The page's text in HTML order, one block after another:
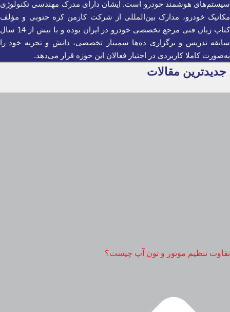
سیستم‌های هوشمند خودرو است. ایشان دارای مدرک مهندسی تکنولوژی
مکانیک خودرو، مدارک بین‌المللی از شرکت کارمن کره جنوبی و مؤلف
کتاب زبان فنی مرجع تخصصی خودرو در ایران بوده و با بیش از 14 سال
سابقه تدریس و برگزاری ده‌ها سمینار تخصصی، دانش و تجربه خود را
به‌صورت کاملا کاربردی در اختیار فعالان این حوزه قرار می‌دهد.
جدیدترین مقالات
تفاوت تنظیم موتور و تون آپ چیست؟